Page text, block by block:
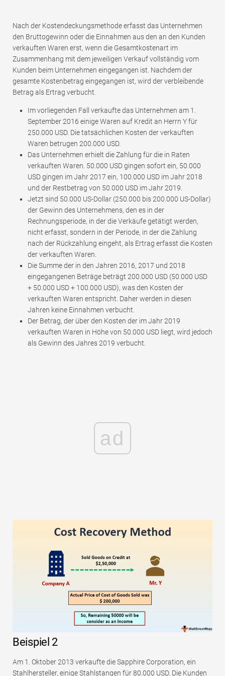
Nach der Kostendeckungsmethode erfasst das Unternehmen
den Bruttogewinn oder die Einnahmen aus den an den Kunden
verkauften Waren erst, wenn die Gesamtkostenart im
Zusammenhang mit dem jeweiligen Verkauf vollständig vom
Kunden beim Unternehmen eingegangen ist. Nachdem der
gesamte Kostenbetrag eingegangen ist, wird der verbleibende
Betrag als Ertrag verbucht.
Im vorliegenden Fall verkaufte das Unternehmen am 1.
September 2016 einige Waren auf Kredit an Herrn Y für
250.000 USD. Die tatsächlichen Kosten der verkauften
Waren betrugen 200.000 USD.
Das Unternehmen erhielt die Zahlung für die in Raten
verkauften Waren. 50.000 USD gingen sofort ein, 50.000
USD gingen im Jahr 2017 ein, 100.000 USD im Jahr 2018
und der Restbetrag von 50.000 USD im Jahr 2019.
Jetzt sind 50.000 US-Dollar (250.000 bis 200.000 US-Dollar)
der Gewinn des Unternehmens, den es in der
Rechnungsperiode, in der die Verkäufe getätigt werden,
nicht erfasst, sondern in der Periode, in der die Zahlung
nach der Rückzahlung eingeht, als Ertrag erfasst die Kosten
der verkauften Waren.
Die Summe der in den Jahren 2016, 2017 und 2018
eingegangenen Beträge beträgt 200.000 USD (50.000 USD
+ 50.000 USD + 100.000 USD), was den Kosten der
verkauften Waren entspricht. Daher werden in diesen
Jahren keine Einnahmen verbucht.
Der Betrag, der über den Kosten der im Jahr 2019
verkauften Waren in Höhe von 50.000 USD liegt, wird jedoch
als Gewinn des Jahres 2019 verbucht.
ad
Beispiel 2
Am 1. Oktober 2013 verkaufte die Sapphire Corporation, ein
Stahlhersteller, einige Stahlstangen für 80.000 USD. Die Kunden